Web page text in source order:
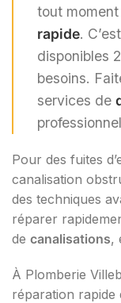
tout
rapide.
disponibles
besoins.
services de
Pour des fuites
canalisation
des techniques
réparer
de canalisations,
À Plomberie
réparation rapide